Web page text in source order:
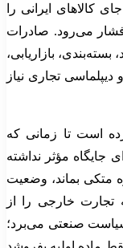
کالاهای ایرانی را
می‌رود. صادرات
بسته‌بندی، بازاریابی،
تجاری نیاز
است تا زمانی که
مؤثر نداشته
متکی بماند، وضعیت
تجارت خارجی را از
صنعتی می‌برد؛